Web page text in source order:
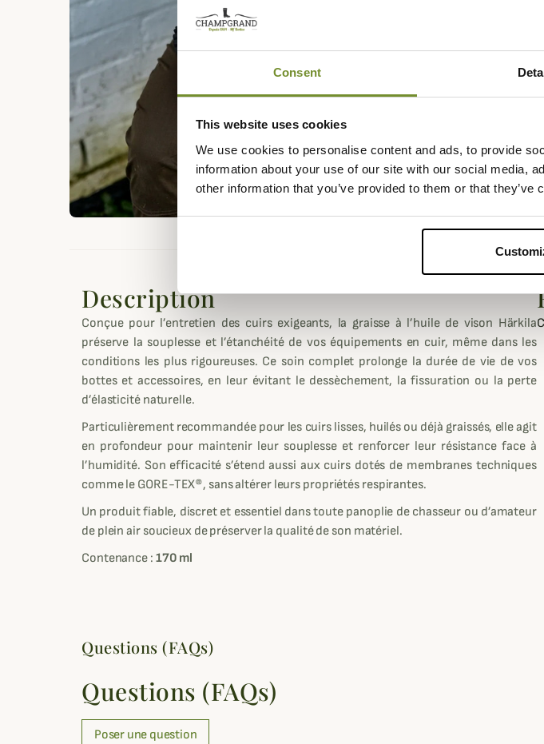
Consent
This website uses cookies
We use cookies to personalise content and ads, to provide
information about your use of our site with our social media,
other information that you’ve provided to them or that
Description
Conçue pour l’entretien des cuirs exigeants, la graisse à l’huile de vison Härkila
préserve la souplesse et l’étanchéité de vos équipements en cuir, même dans les
conditions les plus rigoureuses. Ce soin complet prolonge la durée de vie de vos
bottes et accessoires, en leur évitant le dessèchement, la fissuration ou la perte
d’élasticité naturelle.
Particulièrement recommandée pour les cuirs lisses, huilés ou déjà graissés, elle agit
en profondeur pour maintenir leur souplesse et renforcer leur résistance face à
l’humidité. Son efficacité s’étend aussi aux cuirs dotés de membranes techniques
comme le GORE-TEX®, sans altérer leurs propriétés respirantes.
Un produit fiable, discret et essentiel dans toute panoplie de chasseur ou d’amateur
de plein air soucieux de préserver la qualité de son matériel.
Contenance : 170 ml
Questions (FAQs)
Questions (FAQs)
Poser une question